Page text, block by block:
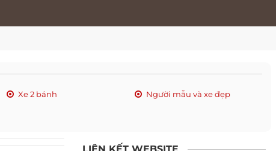
Xe 2 bánh
Người mẫu và xe đẹp